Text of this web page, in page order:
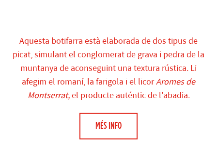
Aquesta botifarra està elaborada de dos tipus de
picat, simulant el conglomerat de grava i pedra de la
muntanya de aconseguint una textura rústica. Li
afegim el romaní, la farigola i el licorAromes de
Montserrat, el producte auténtic de l'abadia.
MÉS INFO